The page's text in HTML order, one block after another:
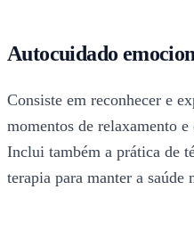
Autocuidado
Consiste em reconhecer e
momentos de relaxamento e
Inclui também a prática de
terapia para manter a saúde